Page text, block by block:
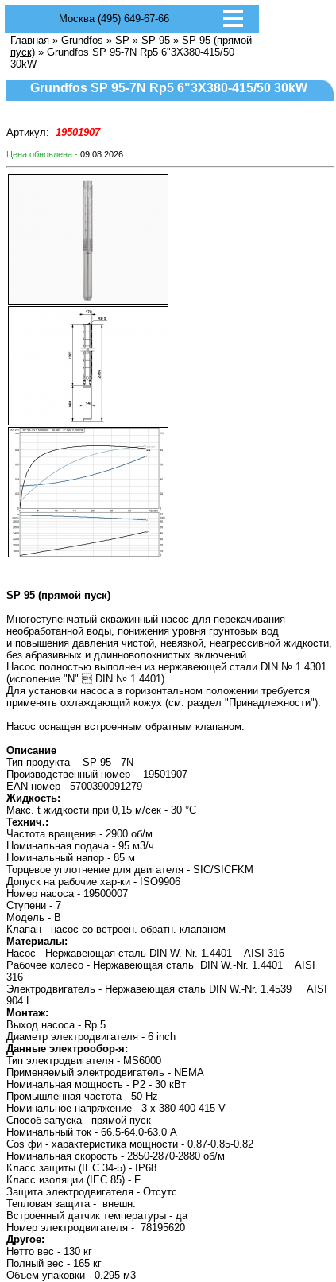
Москва (495) 649-67-66
Главная » Grundfos » SP » SP 95 » SP 95 (прямой
пуск) » Grundfos SP 95-7N Rp5 6"3X380-415/50
30kW
Grundfos SP 95-7N Rp5 6"3X380-415/50 30kW
Артикул: 19501907
Цена обновлена - 09.08.2026
SP 95 (прямой пуск)
Многоступенчатый скважинный насос для перекачивания
необработанной воды, понижения уровня грунтовых вод
и повышения давления чистой, невязкой, неагрессивной жидкости,
без абразивных и длинноволокнистых включений.
Насос полностью выполнен из нержавеющей стали DIN № 1.4301
(исполение "N"  DIN № 1.4401).
Для установки насоса в горизонтальном положении требуется
применять охлаждающий кожух (см. раздел "Принадлежности").
Насос оснащен встроенным обратным клапаном.
Описание
Тип продукта - SP 95 - 7N
Производственный номер - 19501907
EAN номер - 5700390091279
Жидкость:
Макс. t жидкости при 0,15 м/сек - 30 °C
Технич.:
Частота вращения - 2900 об/м
Номинальная подача - 95 м3/ч
Номинальный напор - 85 м
Торцевое уплотнение для двигателя - SIC/SICFKM
Допуск на рабочие хар-ки - ISO9906
Номер насоса - 19500007
Ступени - 7
Модель - B
Клапан - насос со встроен. обратн. клапаном
Материалы:
Насос - Нержавеющая сталь DIN W.-Nr. 1.4401 AISI 316
Рабочее колесо - Нержавеющая сталь DIN W.-Nr. 1.4401 AISI
316
Электродвигатель - Нержавеющая сталь DIN W.-Nr. 1.4539 AISI
904 L
Монтаж:
Выход насоса - Rp 5
Диаметр электродвигателя - 6 inch
Данные электрообор-я:
Тип электродвигателя - MS6000
Применяемый электродвигатель - NEMA
Номинальная мощность - P2 - 30 кВт
Промышленная частота - 50 Hz
Номинальное напряжение - 3 x 380-400-415 V
Способ запуска - прямой пуск
Номинальный ток - 66.5-64.0-63.0 A
Cos фи - характеристика мощности - 0.87-0.85-0.82
Номинальная скорость - 2850-2870-2880 об/м
Класс защиты (IEC 34-5) - IP68
Класс изоляции (IEC 85) - F
Защита электродвигателя - Отсутс.
Тепловая защита - внешн.
Встроенный датчик температуры - да
Номер электродвигателя - 78195620
Другое:
Нетто вес - 130 кг
Полный вес - 165 кг
Объем упаковки - 0.295 м3